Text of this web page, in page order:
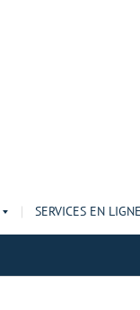
SERVICES EN LIGNE